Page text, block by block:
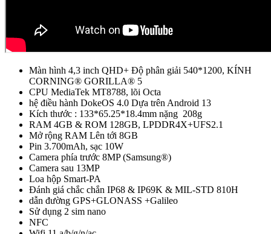
Màn hình 4,3 inch QHD+ Độ phân giải 540*1200, KÍNH
CORNING® GORILLA® 5
CPU MediaTek MT8788, lõi Octa
hệ điều hành DokeOS 4.0 Dựa trên Android 13
Kích thước : 133*65.25*18.4mm nặng 208g
RAM 4GB & ROM 128GB, LPDDR4X+UFS2.1
Mở rộng RAM Lên tới 8GB
Pin 3.700mAh, sạc 10W
Camera phía trước 8MP (Samsung®)
Camera sau 13MP
Loa hộp Smart-PA
Đánh giá chắc chắn IP68 & IP69K & MIL-STD 810H
dẫn đường GPS+GLONASS +Galileo
Sử dụng 2 sim nano
NFC